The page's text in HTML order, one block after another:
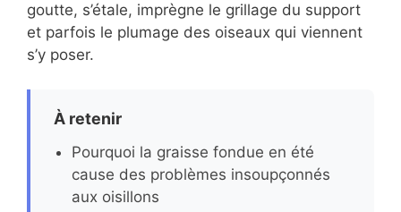
goutte, s’étale, imprègne le grillage du support
et parfois le plumage des oiseaux qui viennent
s’y poser.
À retenir
Pourquoi la graisse fondue en été
cause des problèmes insoupçonnés
aux oisillons